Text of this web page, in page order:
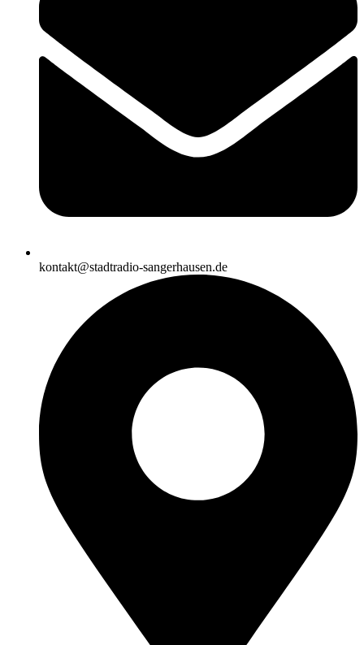
kontakt@stadtradio-sangerhausen.de